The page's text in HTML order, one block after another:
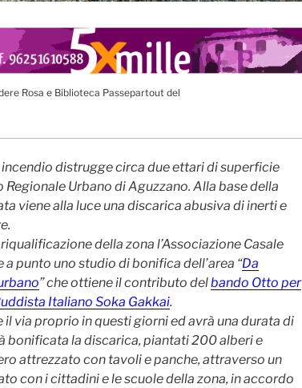
Rosa e Biblioteca Passepartout del
distrugge circa due ettari di superficie
Urbano di Aguzzano. Alla base della
viene alla luce una discarica abusiva di inerti e
della zona l’Associazione Casale
a punto uno studio di bonifica dell’area “Da
” che ottiene il contributo delbando Otto per
Italiano Soka Gakkai.
via proprio in questi giorni ed avrà una durata di
bonificata la discarica, piantati 200 alberi e
attrezzato con tavoli e panche, attraverso un
con i cittadini e le scuole della zona, in accordo